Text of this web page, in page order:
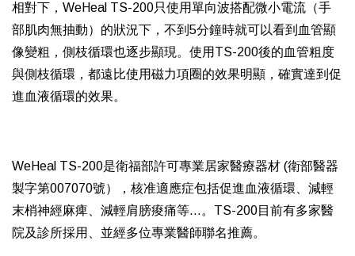
相對下，WeHeal TS-200只使用單向波搭配微小電流（手
部肌肉無抽動）的狀況下，不到5分鐘時就可以看到血管顯
像變粗，側枝循環也逐步顯現。使用TS-200後的血管粗度
與側枝循環，都遠比使用磁力項圈的效果明顯，確實達到促
進血液循環的效果。
WeHeal TS-200是衛福部許可專業居家醫療器材 (衛部醫器
製字第007070號），核准適應症包括促進血液循環、減輕
末梢神經麻痺、減輕肩膀痠痛等…。TS-200目前有多家醫
院及診所採用、並經多位專業醫師聯名推薦。